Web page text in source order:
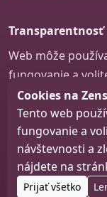
Transparentnosť
Web môže
fungovanie a
zlepšovanie
Nastavenie cookies
Web design,
Cookies na
Tento web
fungovanie a
návštevnosti a
nájdete na
Prijať všetko